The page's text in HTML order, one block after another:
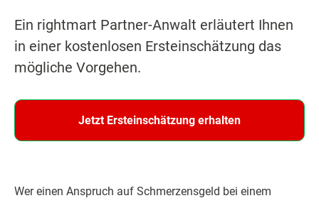
Ein rightmart Partner-Anwalt erläutert Ihnen
in einer kostenlosen Ersteinschätzung das
mögliche Vorgehen.
Jetzt Ersteinschätzung erhalten
Wer einen Anspruch auf Schmerzensgeld bei einem